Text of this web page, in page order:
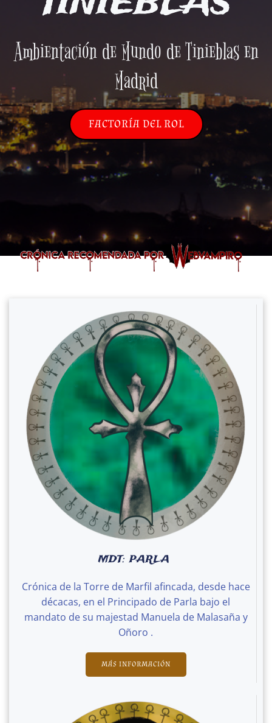
Ambientación de Mundo de Tinieblas en
Madrid
FACTORÍA DEL ROL
MDT: PARLA
Crónica de la Torre de Marfil afincada, desde hace
décacas, en el Principado de Parla bajo el
mandato de su majestad Manuela de Malasaña y
Oñoro .
MÁS INFORMACIÓN